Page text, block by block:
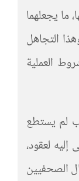
ما يجعلهما
التجاهل
العملية
لم يستطع
لعقود،
الصحفيين